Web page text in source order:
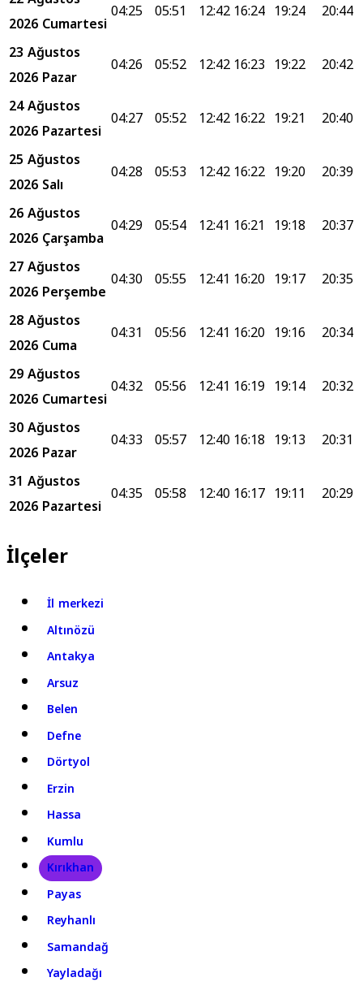
2026 Cumartesi
04:25 05:51 12:4216:24 19:24
20:44
23 Ağustos
2026 Pazar
04:26 05:52 12:4216:23 19:22
20:42
24 Ağustos
2026 Pazartesi
04:27 05:52 12:4216:22 19:21
20:40
25 Ağustos
2026 Salı
04:28 05:53 12:4216:22 19:20
20:39
26 Ağustos
2026 Çarşamba
04:29 05:54 12:41 16:21 19:18
20:37
27 Ağustos
2026 Perşembe
04:30 05:55 12:41 16:20 19:17
20:35
28 Ağustos
2026 Cuma
04:31 05:56 12:41 16:20 19:16
20:34
29 Ağustos
2026 Cumartesi
04:32 05:56 12:41 16:19 19:14
20:32
30 Ağustos
2026 Pazar
04:33 05:57 12:4016:18 19:13
20:31
31 Ağustos
2026 Pazartesi
04:35 05:58 12:4016:17 19:11 20:29
İlçeler
İl merkezi
Altınözü
Antakya
Arsuz
Belen
Defne
Dörtyol
Erzin
Hassa
Kumlu
Kırıkhan
Payas
Reyhanlı
Samandağ
Yayladağı